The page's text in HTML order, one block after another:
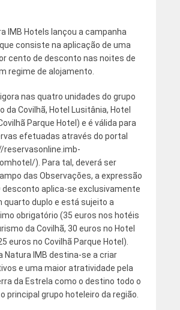
IMB Hotels lançou a campanha
consiste na aplicação de uma
cento de desconto nas noites de
regime de alojamento.
nas quatro unidades do grupo
da Covilhã, Hotel Lusitânia, Hotel
Parque Hotel) e é válida para
efetuadas através do portal
). Para tal, deverá ser
das Observações, a expressão
desconto aplica-se exclusivamente
quarto duplo e está sujeito a
obrigatório (35 euros nos hotéis
da Covilhã, 30 euros no Hotel
euros no Covilhã Parque Hotel).
Natura IMB destina-se a criar
e uma maior atratividade pela
da Estrela como o destino todo o
principal grupo hoteleiro da região.